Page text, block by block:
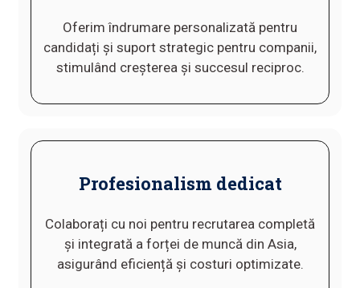
Oferim îndrumare personalizată pentru
candidați și suport strategic pentru companii,
stimulând creșterea și succesul reciproc.
Profesionalism dedicat
Colaborați cu noi pentru recrutarea completă
și integrată a forței de muncă din Asia,
asigurând eficiență și costuri optimizate.